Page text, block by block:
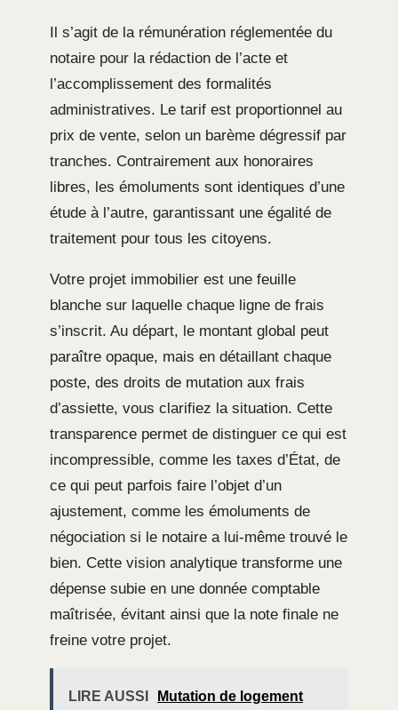
Il s’agit de la rémunération réglementée du
notaire pour la rédaction de l’acte et
l’accomplissement des formalités
administratives. Le tarif est proportionnel au
prix de vente, selon un barème dégressif par
tranches. Contrairement aux honoraires
libres, les émoluments sont identiques d’une
étude à l’autre, garantissant une égalité de
traitement pour tous les citoyens.
Votre projet immobilier est une feuille
blanche sur laquelle chaque ligne de frais
s’inscrit. Au départ, le montant global peut
paraître opaque, mais en détaillant chaque
poste, des droits de mutation aux frais
d’assiette, vous clarifiez la situation. Cette
transparence permet de distinguer ce qui est
incompressible, comme les taxes d’État, de
ce qui peut parfois faire l’objet d’un
ajustement, comme les émoluments de
négociation si le notaire a lui-même trouvé le
bien. Cette vision analytique transforme une
dépense subie en une donnée comptable
maîtrisée, évitant ainsi que la note finale ne
freine votre projet.
LIRE AUSSI
Mutation de logement